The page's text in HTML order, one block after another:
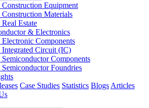
Construction Equipment
Construction Materials
Real Estate
& Electronics
Electronic Components
Integrated Circuit (IC)
Semiconductor Components
Semiconductor Foundries
Case Studies Statistics Blogs Articles